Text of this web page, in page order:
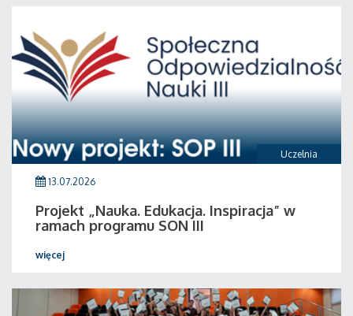
Uczelnia
13.07.2026
Projekt „Nauka. Edukacja. Inspiracja” w
ramach programu SON III
więcej